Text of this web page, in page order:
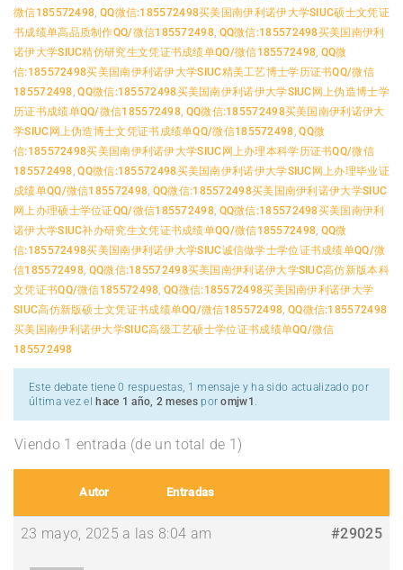
微信185572498, QQ微信:185572498买美国南伊利诺伊大学SIUC硕士文凭证
书成绩单高品质制作QQ/微信185572498, QQ微信:185572498买美国南伊利
诺伊大学SIUC精仿研究生文凭证书成绩单QQ/微信185572498, QQ微
信:185572498买美国南伊利诺伊大学SIUC精美工艺博士学历证书QQ/微信
185572498,QQ微信:185572498买美国南伊利诺伊大学SIUC网上伪造博士学
历证书成绩单QQ/微信185572498, QQ微信:185572498买美国南伊利诺伊大
学SIUC网上伪造博士文凭证书成绩单QQ/微信185572498,QQ微
信:185572498买美国南伊利诺伊大学SIUC网上办理本科学历证书QQ/微信
185572498,QQ微信:185572498买美国南伊利诺伊大学SIUC网上办理毕业证
成绩单QQ/微信185572498, QQ微信:185572498买美国南伊利诺伊大学SIUC
网上办理硕士学位证QQ/微信185572498, QQ微信:185572498买美国南伊利
诺伊大学SIUC补办研究生文凭证书成绩单QQ/微信185572498, QQ微
信:185572498买美国南伊利诺伊大学SIUC诚信做学士学位证书成绩单QQ/微
信185572498, QQ微信:185572498买美国南伊利诺伊大学SIUC高仿新版本科
文凭证书QQ/微信185572498,QQ微信:185572498买美国南伊利诺伊大学
SIUC高仿新版硕士文凭证书成绩单QQ/微信185572498, QQ微信:185572498
买美国南伊利诺伊大学SIUC高级工艺硕士学位证书成绩单QQ/微信
185572498
Este debate tiene 0 respuestas, 1 mensaje y ha sido actualizado por
última vez el
hace 1 año, 2 mesesporomjw1 .
Viendo 1 entrada (de un total de 1)
Autor Entradas
23 mayo, 2025 a las 8:04 am #29025